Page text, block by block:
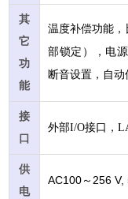
其
它
功
能
温度补偿功能，
部锁定），电
断音设置，自
接
口
外部I/O接口，
供
电
AC100 ～256